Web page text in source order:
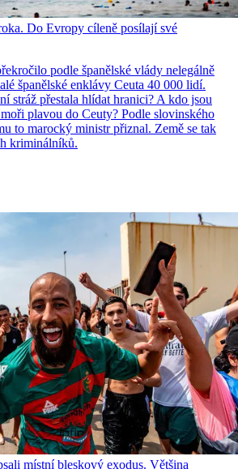
Do Evropy cíleně posílají své
podle španělské vlády nelegálně
španělské enklávy Ceuta 40 000 lidí.
stráž přestala hlídat hranici? A kdo jsou
plavou do Ceuty? Podle slovinského
to marocký ministr přiznal. Země se tak
kriminálníků.
místní bleskový exodus. Většina